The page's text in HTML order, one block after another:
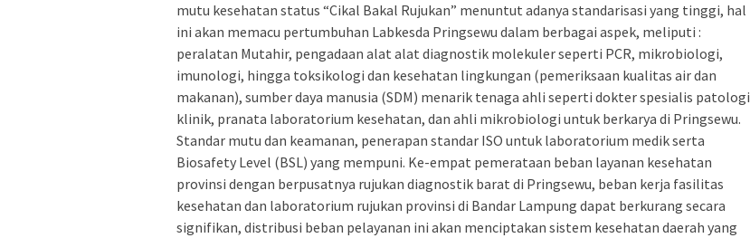
mutu kesehatan status “Cikal Bakal Rujukan” menuntut adanya standarisasi yang tinggi, hal
ini akan memacu pertumbuhan Labkesda Pringsewu dalam berbagai aspek, meliputi :
peralatan Mutahir, pengadaan alat alat diagnostik molekuler seperti PCR, mikrobiologi,
imunologi, hingga toksikologi dan kesehatan lingkungan (pemeriksaan kualitas air dan
makanan), sumber daya manusia (SDM) menarik tenaga ahli seperti dokter spesialis patologi
klinik, pranata laboratorium kesehatan, dan ahli mikrobiologi untuk berkarya di Pringsewu.
Standar mutu dan keamanan, penerapan standar ISO untuk laboratorium medik serta
Biosafety Level (BSL) yang mempuni. Ke-empat pemerataan beban layanan kesehatan
provinsi dengan berpusatnya rujukan diagnostik barat di Pringsewu, beban kerja fasilitas
kesehatan dan laboratorium rujukan provinsi di Bandar Lampung dapat berkurang secara
signifikan, distribusi beban pelayanan ini akan menciptakan sistem kesehatan daerah yang